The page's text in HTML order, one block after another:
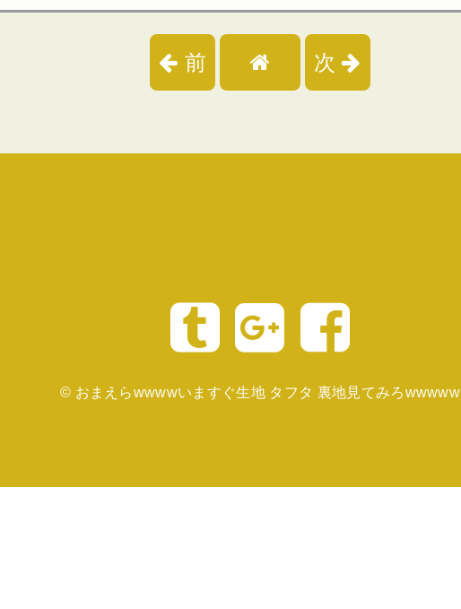
前 次
© おまえらwwwwいますぐ生地 タフタ 裏地見てみろwwwww